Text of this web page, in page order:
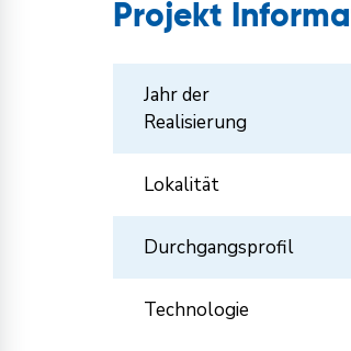
Projekt
Jahr der
Realisierung
Lokalität
Durchgangsprofil
Technologie